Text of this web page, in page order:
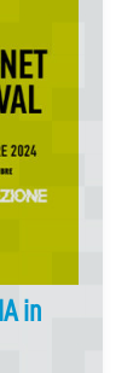
in